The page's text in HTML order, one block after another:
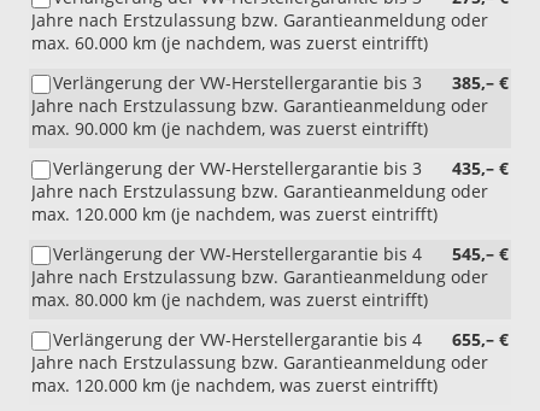
eHybrid)
Jahre nach Erstzulassung bzw. Garantieanmeldung oder
max. 60.000 km (je nachdem, was zuerst eintrifft)
385,– €
Verlängerung der VW-Herstellergarantie bis 3
Jahre nach Erstzulassung bzw. Garantieanmeldung oder
max. 90.000 km (je nachdem, was zuerst eintrifft)
435,– €
Verlängerung der VW-Herstellergarantie bis 3
Jahre nach Erstzulassung bzw. Garantieanmeldung oder
max. 120.000 km (je nachdem, was zuerst eintrifft)
545,– €
Verlängerung der VW-Herstellergarantie bis 4
Jahre nach Erstzulassung bzw. Garantieanmeldung oder
max. 80.000 km (je nachdem, was zuerst eintrifft)
655,– €
Verlängerung der VW-Herstellergarantie bis 4
Jahre nach Erstzulassung bzw. Garantieanmeldung oder
max. 120.000 km (je nachdem, was zuerst eintrifft)